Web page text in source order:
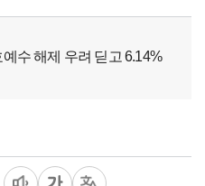
수 해제 우려 딛고 6.14%